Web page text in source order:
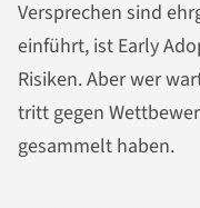
Versprechen sind
einführt, ist Early
Risiken. Aber wer
tritt gegen
gesammelt haben.